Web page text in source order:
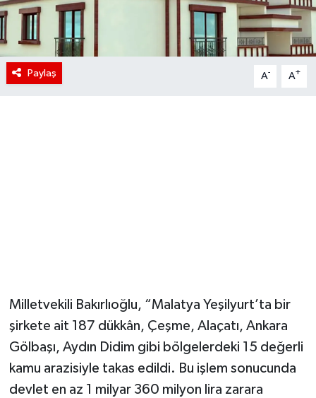
Paylaş A- A+
Milletvekili Bakırlıoğlu, “Malatya Yeşilyurt’ta bir
şirkete ait 187 dükkân, Çeşme, Alaçatı, Ankara
Gölbaşı, Aydın Didim gibi bölgelerdeki 15 değerli
kamu arazisiyle takas edildi. Bu işlem sonucunda
devlet en az 1 milyar 360 milyon lira zarara